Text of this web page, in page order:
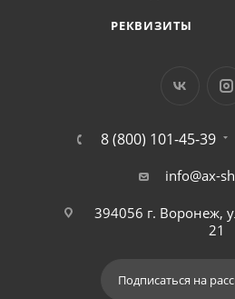
РЕКВИЗИТЫ
8 (800) 101-45-39
info@ax-
394056 г. Воронеж,
21
Подписаться на